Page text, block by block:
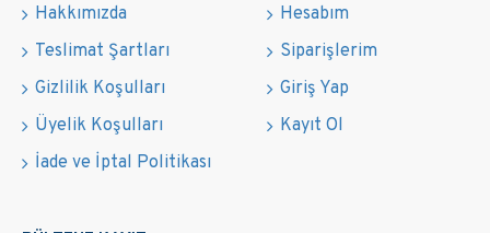
Hakkımızda
Teslimat Şartları
Gizlilik Koşulları
Üyelik Koşulları
İade ve İptal Politikası
Hesabım
Siparişlerim
Giriş Yap
Kayıt Ol